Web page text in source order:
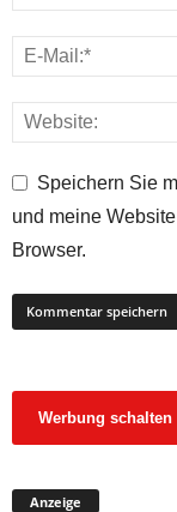
Speichern Sie
und meine
Browser.
Werbung schalten
Anzeige